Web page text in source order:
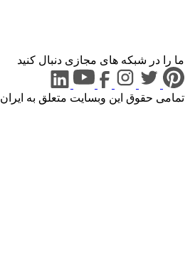
ما را در شبکه های مجازی دنبال کنید
تمامی حقوق این وبسایت متعلق به ایران